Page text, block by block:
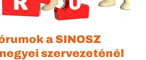
a SINOSZ
szervezeténél